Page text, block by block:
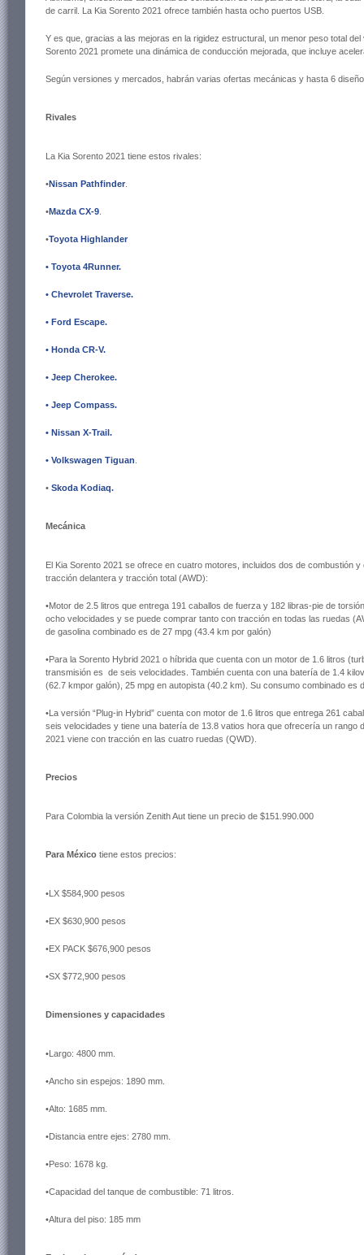
de carril. La Kia Sorento 2021 ofrece también hasta ocho puertos USB.
Y es que, gracias a las mejoras en la rigidez estructural, un menor peso total
Sorento 2021 promete una dinámica de conducción mejorada, que incluye
Según versiones y mercados, habrán varias ofertas mecánicas y hasta 6
Rivales
La Kia Sorento 2021 tiene estos rivales:
•Nissan Pathfinder
•Mazda CX-9
•Toyota Highlander
• Toyota 4Runner.
• Chevrolet Traverse.
• Ford Escape.
• Honda CR-V.
• Jeep Cherokee.
• Jeep Compass.
• Nissan X-Trail.
• Volkswagen Tiguan
• Skoda Kodiaq.
Mecánica
El Kia Sorento 2021 se ofrece en cuatro motores, incluidos dos de combustión
tracción delantera y tracción total (AWD):
•Motor de 2.5 litros que entrega 191 caballos de fuerza y 182 libras-pie de
ocho velocidades y se puede comprar tanto con tracción en todas las ruedas
de gasolina combinado es de 27 mpg (43.4 km por galón)
•Para la Sorento Hybrid 2021 o híbrida que cuenta con un motor de 1.6 litros
transmisión es de seis velocidades. También cuenta con una batería de 1.4
(62.7 kmpor galón), 25 mpg en autopista (40.2 km). Su consumo combinado es
•La versión “Plug-in Hybrid” cuenta con motor de 1.6 litros que entrega 261
seis velocidades y tiene una batería de 13.8 vatios hora que ofrecería un rango
2021 viene con tracción en las cuatro ruedas (QWD).
Precios
Para Colombia la versión Zenith Aut tiene un precio de $151.990.000
Para México tiene estos precios:
•LX $584,900 pesos
•EX $630,900 pesos
•EX PACK $676,900 pesos
•SX $772,900 pesos
Dimensiones y capacidades
•Largo: 4800 mm.
•Ancho sin espejos: 1890 mm.
•Alto: 1685 mm.
•Distancia entre ejes: 2780 mm.
•Peso: 1678 kg.
•Capacidad del tanque de combustible: 71 litros.
•Altura del piso: 185 mm